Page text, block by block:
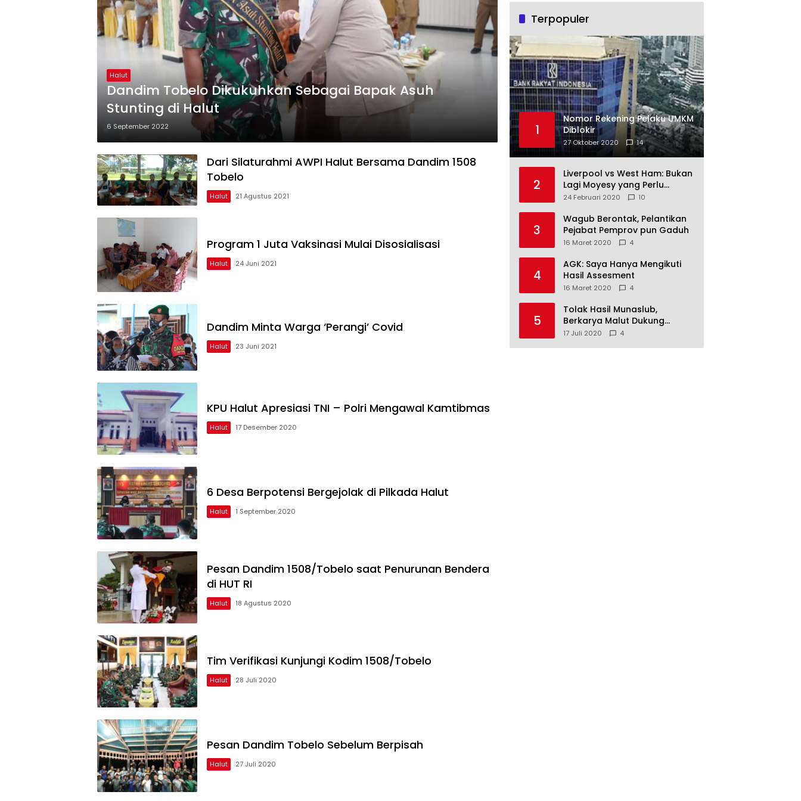
Halut
Dandim Tobelo Dikukuhkan Sebagai Bapak Asuh
Stunting di Halut
6 September 2022
Dari Silaturahmi AWPI Halut Bersama Dandim 1508
Tobelo
Halut 21 Agustus 2021
Program 1 Juta Vaksinasi Mulai Disosialisasi
Halut 24 Juni 2021
Dandim Minta Warga ‘Perangi’ Covid
Halut 23 Juni 2021
KPU Halut Apresiasi TNI – Polri Mengawal Kamtibmas
Halut 17 Desember 2020
6 Desa Berpotensi Bergejolak di Pilkada Halut
Halut 1 September 2020
Pesan Dandim 1508/Tobelo saat Penurunan Bendera
di HUT RI
Halut 18 Agustus 2020
Tim Verifikasi Kunjungi Kodim 1508/Tobelo
Halut 28 Juli 2020
Pesan Dandim Tobelo Sebelum Berpisah
Halut 27 Juli 2020
Terpopuler
1
Nomor Rekening Pelaku UMKM
Diblokir
27 Oktober 2020 14
2
Liverpool vs West Ham: Bukan
Lagi Moyesy yang Perlu
Ditakuti
24 Februari 2020 10
3
Wagub Berontak, Pelantikan
Pejabat Pemprov pun Gaduh
16 Maret 2020 4
4
AGK: Saya Hanya Mengikuti
Hasil Assesment
16 Maret 2020 4
5
Tolak Hasil Munaslub,
Berkarya Malut Dukung
Tommy Soeharto
17 Juli 2020 4